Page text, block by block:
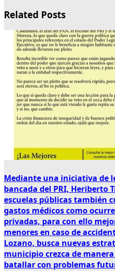
Related Posts
Mediante una iniciativa de
bancada del PRI, Heriberto
escuelas públicas también
gastos médicos como
privadas, para con ello
menores en caso de
Lozano, busca nuevas
municipio crezca de
batallar con problemas